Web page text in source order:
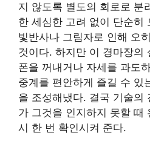
지 않도록 별도의 회로로 분
한 세심한 고려 없이 단순히
빛반사나 그림자로 인해 오
것이다. 하지만 이 경마장의
폰을 꺼내거나 자세를 과도
중계를 편안하게 즐길 수 있
을 조성해냈다. 결국 기술의
가 그것을 인지하지 못할 때
시 한 번 확인시켜 준다.